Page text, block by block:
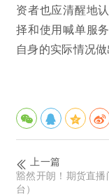
资者也应清醒地
择和使用喊单服
自身的实际情况做
上一篇
豁然开朗！期货直
台）